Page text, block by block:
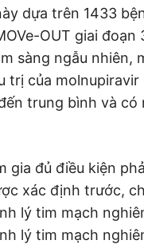
dựa trên 1433
OUT giai
sàng ngẫu nhiên,
trị của
trung bình và
gia đủ điều kiện
xác định trước,
lý tim mạch
lý tim mạch